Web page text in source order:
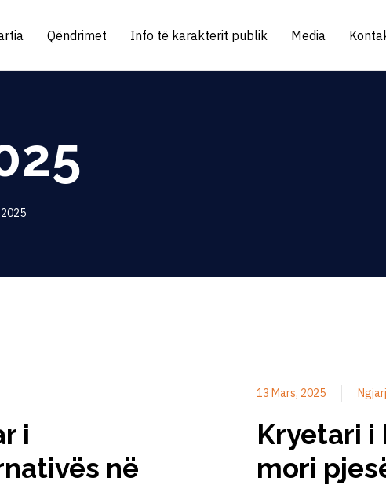
Qëndrimet Info të karakterit publik Media
i
në
13 Mars, 2025
Kryetari i
mori